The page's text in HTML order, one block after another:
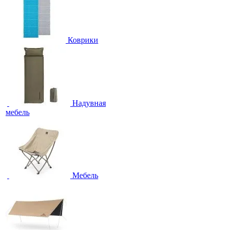
Коврики
Надувная
мебель
Мебель